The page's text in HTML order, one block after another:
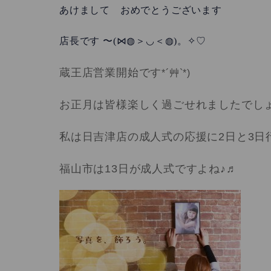
あけまして おめでとうございます
店長です 〜(⋈◍ ＞◡＜◍)。✧♡
蔵王店営業開始です*´ 艸 `*)
お正月は皆様楽しく過ごせれましたでし
私は日吉津店の成人式の応援に 2 日と 3 日
福山市は 13 日が成人式ですよね♪♬